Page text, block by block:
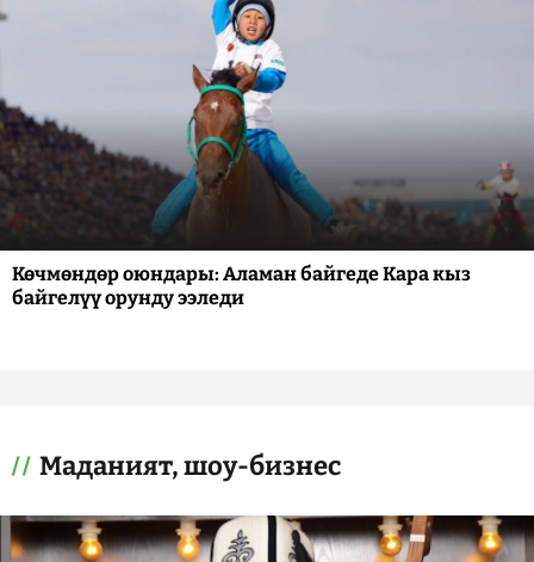
Көчмөндөр оюндары: Аламан байгеде Кара кыз
байгелүү орунду ээледи
Маданият, шоу-бизнес